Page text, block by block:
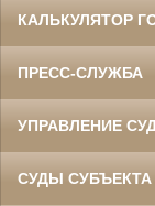
КАЛЬКУЛЯТОР
ПРЕСС-СЛУЖБА
УПРАВЛЕНИЕ
СУДЫ